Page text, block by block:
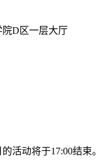
D区一层大厅
活动将于17:00结束。